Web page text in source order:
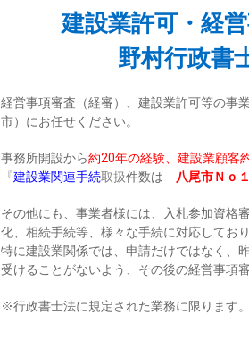
建設業許可・経
野村行政書
経営事項審査（経審）、建設業許可等の事
市）にお任せください。
事務所開設から約20年の経験、建設業顧客
『建設業関連手続取扱件数は 八尾市Ｎｏ
その他にも、事業者様には、入札参加資格
化、相続手続等、様々な手続に対応してお
特に建設業関係では、申請だけではなく、
受けることがないよう、その後の経営事項
※行政書士法に規定された業務に限ります